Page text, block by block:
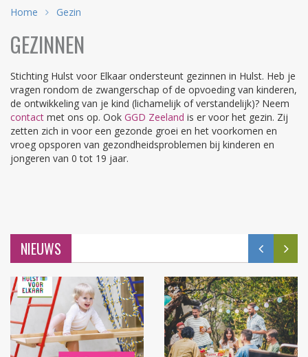
Home Gezin
GEZINNEN
Stichting Hulst voor Elkaar ondersteunt gezinnen in Hulst. Heb je
vragen rondom de zwangerschap of de opvoeding van kinderen,
de ontwikkeling van je kind (lichamelijk of verstandelijk)? Neem
contact met ons op. Ook GGD Zeeland is er voor het gezin. Zij
zetten zich in voor een gezonde groei en het voorkomen en
vroeg opsporen van gezondheidsproblemen bij kinderen en
jongeren van 0 tot 19 jaar.
NIEUWS